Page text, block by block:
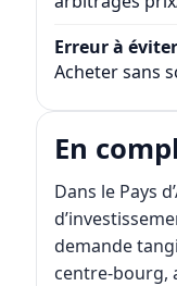
Erreur à éviter
Acheter sans
En
Dans le Pays
demande
centre-bourg,